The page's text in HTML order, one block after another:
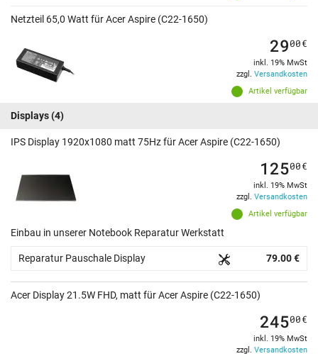
Netzteil 65,0 Watt für Acer Aspire (C22-1650)
Artikel verfügbar
2900€
inkl. 19% MwSt
zzgl. Versandkosten
Displays(4)
IPS Display 1920x1080 matt 75Hz für Acer Aspire (C22-1650)
Artikel verfügbar
12500€
inkl. 19% MwSt
zzgl. Versandkosten
Einbau in unserer Notebook Reparatur Werkstatt
Reparatur Pauschale Display 79.00 €
Acer Display 21.5W FHD, matt für Acer Aspire (C22-1650)
24500€
inkl. 19% MwSt
zzgl. Versandkosten